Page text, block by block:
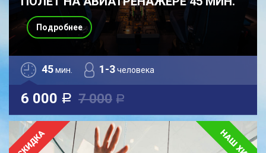
45мин. 1-3человека
6 000 a 7 000 a
Подробнее